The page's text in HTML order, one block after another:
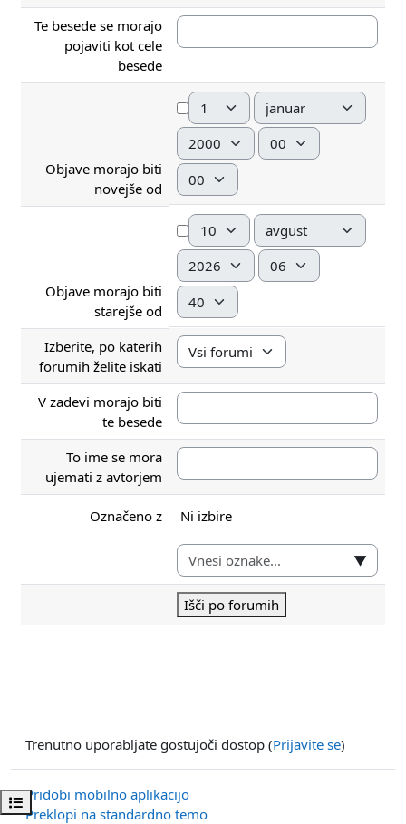
Odpri kazalo predmeta
Te besede se morajo
pojaviti kot cele
besede
Objave morajo biti
novejše od
Dan
Mesec
Leto
Ura
Minuta
Objave morajo biti
starejše od
Dan
Mesec
Leto
Ura
Minuta
Izberite, po katerih
forumih želite iskati
V zadevi morajo biti
te besede
To ime se mora
ujemati z avtorjem
Označeno z Izbrani elementi:
Ni izbire
▼
Išči po forumih
Trenutno uporabljate gostujoči dostop (Prijavite se)
Pridobi mobilno aplikacijo
Preklopi na standardno temo